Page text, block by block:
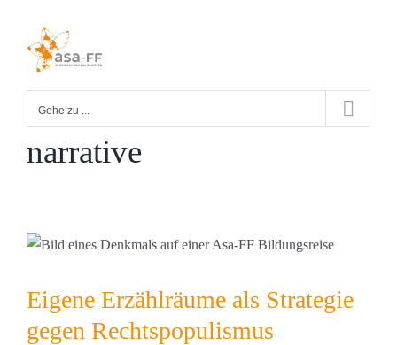
springen
Gehe zu ...
narrative
Eigene Erzählräume als Strategie
gegen Rechtspopulismus